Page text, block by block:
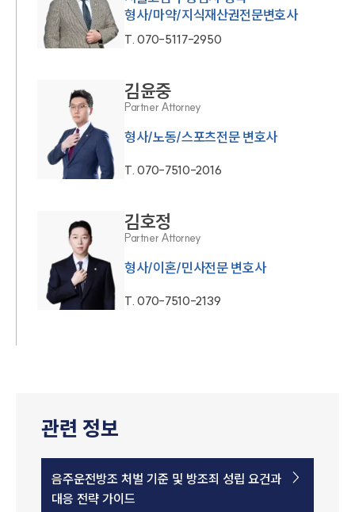
형사/마약/지식재산권전문변호사
T.070-5117-2950
김윤중
Partner Attorney
형사/노동/스포츠전문 변호사
T.070-7510-2016
김호정
Partner Attorney
형사/이혼/민사전문 변호사
T.070-7510-2139
관련 정보
음주운전방조 처벌 기준 및 방조죄 성립 요건과
대응 전략 가이드